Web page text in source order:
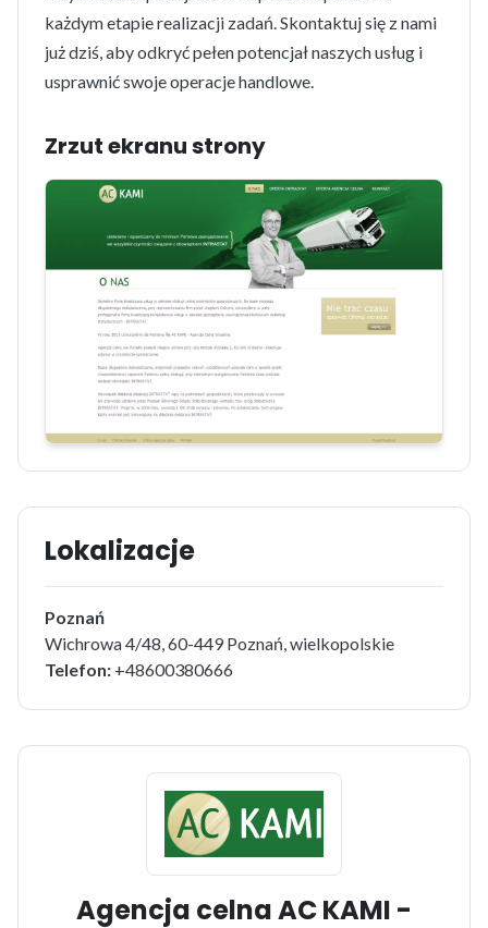
każdym etapie realizacji zadań. Skontaktuj się z nami
już dziś, aby odkryć pełen potencjał naszych usług i
usprawnić swoje operacje handlowe.
Zrzut ekranu strony
Lokalizacje
Poznań
Wichrowa 4/48, 60-449 Poznań, wielkopolskie
Telefon: +48600380666
Agencja celna AC KAMI -